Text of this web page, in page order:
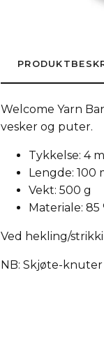
Welcome Yarn
vesker og puter.
Tykkelse: 4
Lengde: 100
Vekt: 500 g
Materiale:
Ved hekling/
NB: Skjøte-